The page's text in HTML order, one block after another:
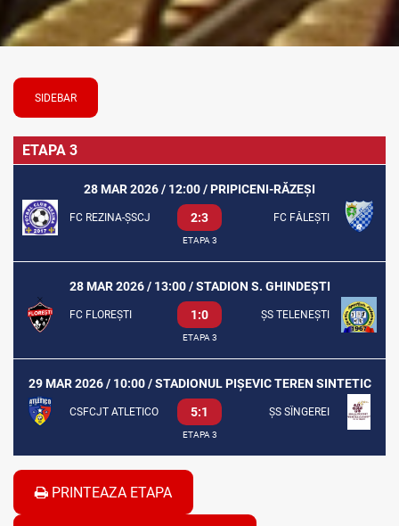
SIDEBAR
ETAPA 3
28 MAR 2026 / 12:00 / PRIPICENI-RĂZEŞI
FC REZINA-ȘSCJ 2:3 FC FĂLEȘTI
ETAPA 3
28 MAR 2026 / 13:00 / STADION S. GHINDEȘTI
FC FLOREȘTI 1:0 ȘS TELENEȘTI
ETAPA 3
29 MAR 2026 / 10:00 / STADIONUL PIȘEVIC TEREN SINTETIC
CSFCJT ATLETICO 5:1 ȘS SÎNGEREI
ETAPA 3
PRINTEAZA ETAPA